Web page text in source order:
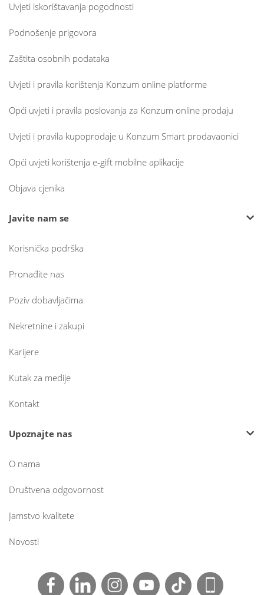
Uvjeti iskorištavanja pogodnosti
Podnošenje prigovora
Zaštita osobnih podataka
Uvjeti i pravila korištenja Konzum online platforme
Opći uvjeti i pravila poslovanja za Konzum online prodaju
Uvjeti i pravila kupoprodaje u Konzum Smart prodavaonici
Opći uvjeti korištenja e-gift mobilne aplikacije
Objava cjenika
Javite nam se
Korisnička podrška
Pronađite nas
Poziv dobavljačima
Nekretnine i zakupi
Karijere
Kutak za medije
Kontakt
Upoznajte nas
O nama
Društvena odgovornost
Jamstvo kvalitete
Novosti